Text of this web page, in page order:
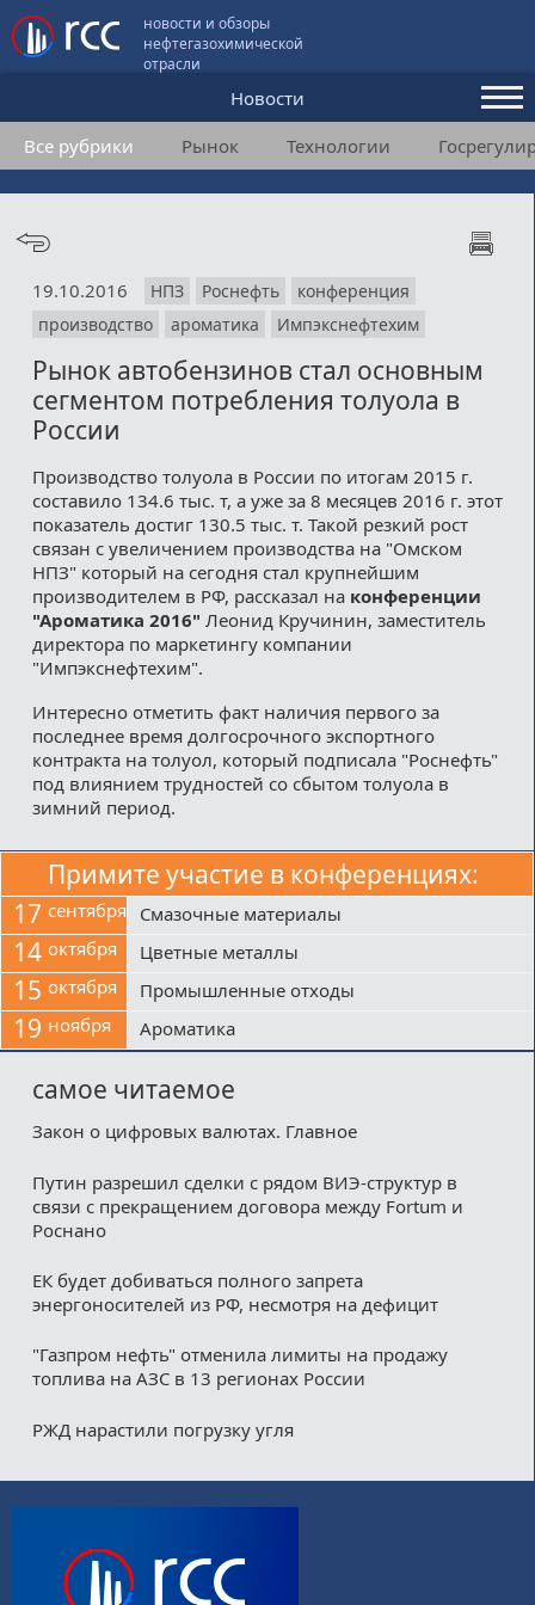
новости и обзоры
нефтегазохимической
отрасли
Новости
Аналитика и мнения
Конференции
Подписка
Пользовательское соглашение
Контакты
Все рубрики Рынок Технологии
19.10.2016 НПЗ Роснефть
конференция
производство
ароматика Импэкснефтехим
Рынок автобензинов стал основным
сегментом потребления толуола в
России
Производство толуола в России по итогам 2015 г.
составило 134.6 тыс. т, а уже за 8 месяцев 2016 г. этот
показатель достиг 130.5 тыс. т. Такой резкий рост
связан с увеличением производства на "Омском
НПЗ" который на сегодня стал крупнейшим
производителем в РФ, рассказал на конференции
"Ароматика 2016" Леонид Кручинин, заместитель
директора по маркетингу компании
"Импэкснефтехим".
Интересно отметить факт наличия первого за
последнее время долгосрочного экспортного
контракта на толуол, который подписала "Роснефть"
под влиянием трудностей со сбытом толуола в
зимний период.
Примите участие в конференциях:
17 сентября Смазочные материалы
14 октября Цветные металлы
15 октября Промышленные отходы
19 ноября Ароматика
самое читаемое
Закон о цифровых валютах. Главное
Путин разрешил сделки с рядом ВИЭ-структур в
связи с прекращением договора между Fortum и
Роснано
ЕК будет добиваться полного запрета
энергоносителей из РФ, несмотря на дефицит
"Газпром нефть" отменила лимиты на продажу
топлива на АЗС в 13 регионах России
РЖД нарастили погрузку угля